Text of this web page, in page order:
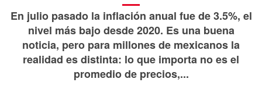
En julio pasado la inflación anual fue de 3.5%, el
nivel más bajo desde 2020. Es una buena
noticia, pero para millones de mexicanos la
realidad es distinta: lo que importa no es el
promedio de precios,...